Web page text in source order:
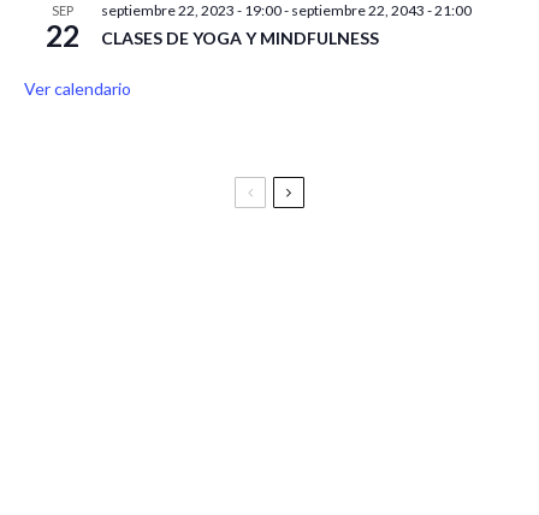
SEP
22
septiembre 22, 2023 - 19:00- septiembre 22, 2043 - 21:00
CLASES DE YOGA Y MINDFULNESS
Ver calendario